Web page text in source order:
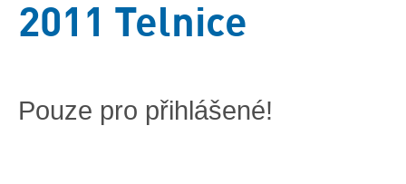
2011 Telnice
Pouze pro přihlášené!